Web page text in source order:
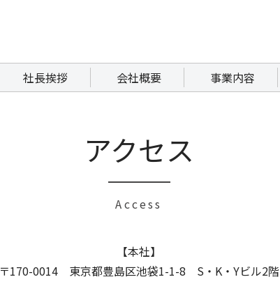
社長挨拶 会社概要 事業内容
アクセス
Access
【本社】
〒170-0014 東京都豊島区池袋1-1-8 S・K・Yビル2階